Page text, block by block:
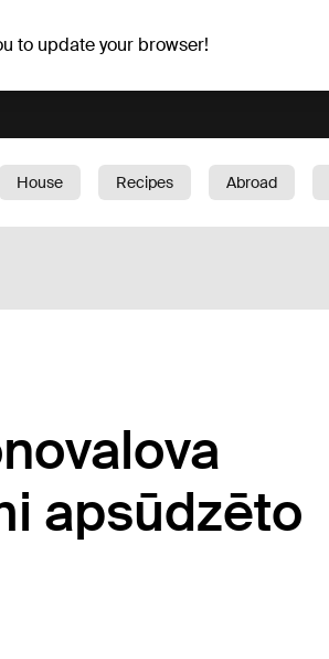
to update your browser!
House Recipes Abroad
apsūdzēto